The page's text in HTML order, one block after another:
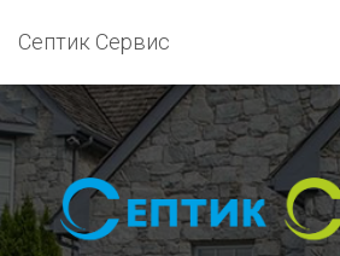
Септик Сервис